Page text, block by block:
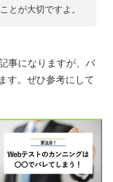
とが大切ですよ。
事になりますが、バ
す。ぜひ参考にして